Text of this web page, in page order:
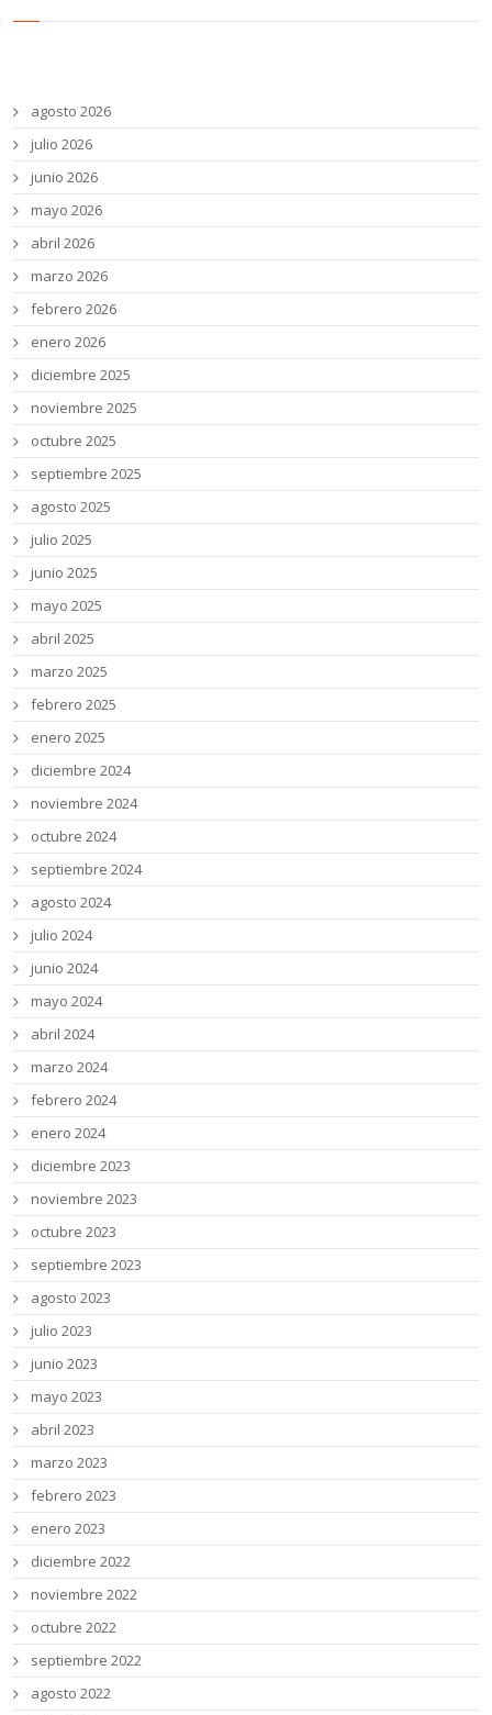
agosto 2026
julio 2026
junio 2026
mayo 2026
abril 2026
marzo 2026
febrero 2026
enero 2026
diciembre 2025
noviembre 2025
octubre 2025
septiembre 2025
agosto 2025
julio 2025
junio 2025
mayo 2025
abril 2025
marzo 2025
febrero 2025
enero 2025
diciembre 2024
noviembre 2024
octubre 2024
septiembre 2024
agosto 2024
julio 2024
junio 2024
mayo 2024
abril 2024
marzo 2024
febrero 2024
enero 2024
diciembre 2023
noviembre 2023
octubre 2023
septiembre 2023
agosto 2023
julio 2023
junio 2023
mayo 2023
abril 2023
marzo 2023
febrero 2023
enero 2023
diciembre 2022
noviembre 2022
octubre 2022
septiembre 2022
agosto 2022